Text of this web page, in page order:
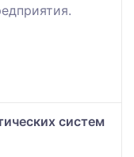
систем